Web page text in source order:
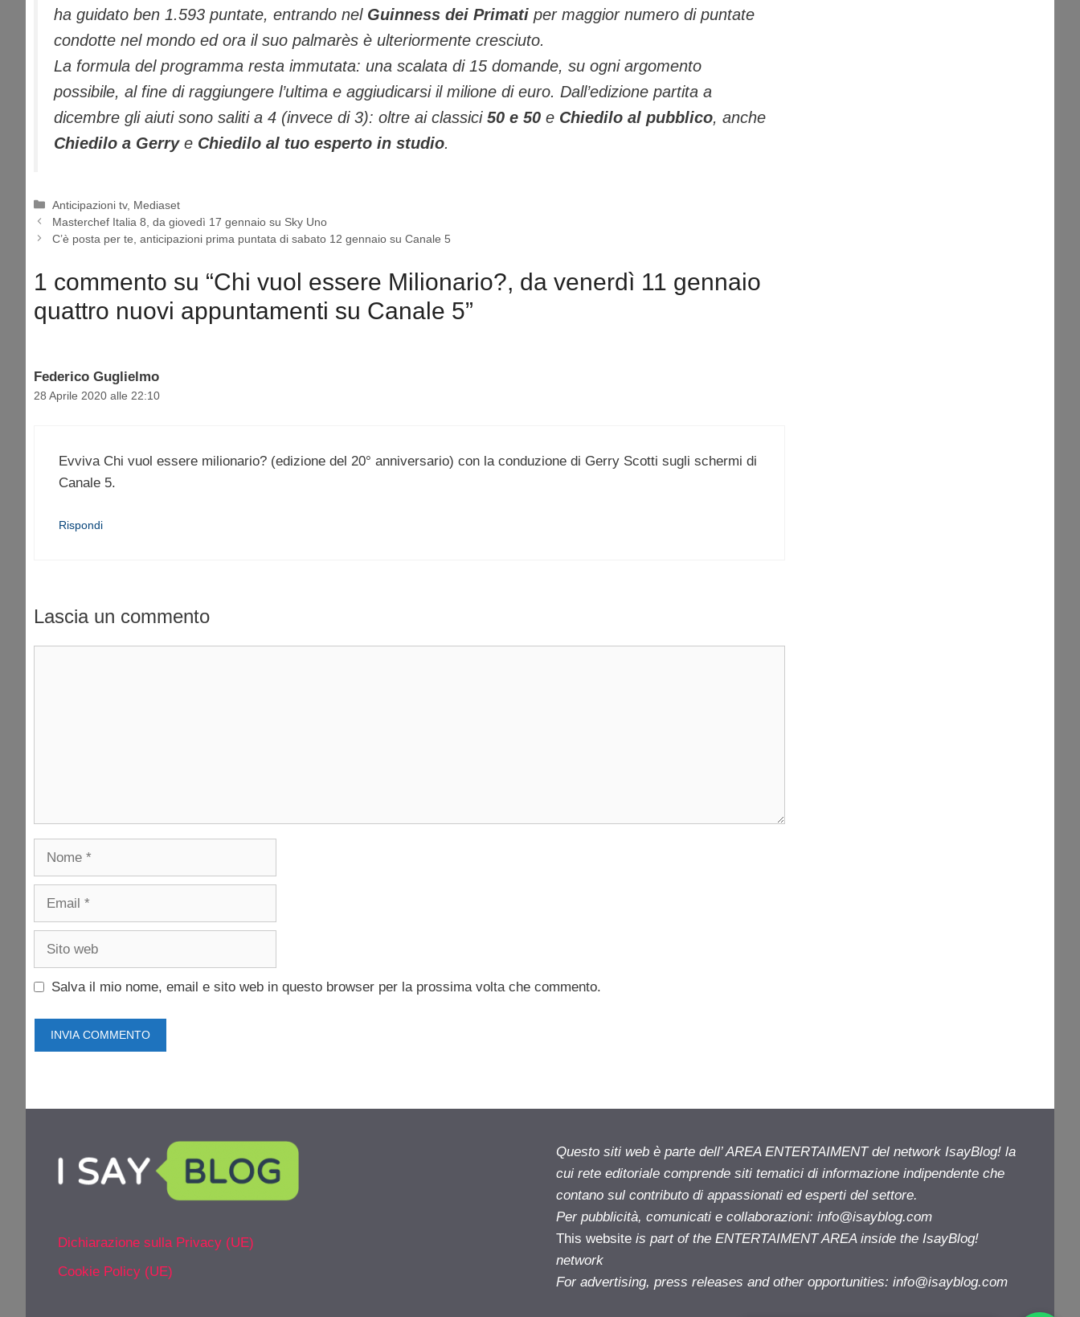
ha guidato ben 1.593 puntate, entrando nel Guinness dei Primati per maggior numero di puntate
condotte nel mondo ed ora il suo palmarès è ulteriormente cresciuto.
La formula del programma resta immutata: una scalata di 15 domande, su ogni argomento
possibile, al fine di raggiungere l’ultima e aggiudicarsi il milione di euro. Dall’edizione partita a
dicembre gli aiuti sono saliti a 4 (invece di 3): oltre ai classici 50 e 50 e Chiedilo al pubblico, anche
Chiedilo a Gerry e Chiedilo al tuo esperto in studio.
Categorie
Anticipazioni tv, Mediaset
Masterchef Italia 8, da giovedì 17 gennaio su Sky Uno
C’è posta per te, anticipazioni prima puntata di sabato 12 gennaio su Canale 5
1 commento su “Chi vuol essere Milionario?, da venerdì 11 gennaio
quattro nuovi appuntamenti su Canale 5”
Federico Guglielmo
28 Aprile 2020 alle 22:10
Evviva Chi vuol essere milionario? (edizione del 20° anniversario) con la conduzione di Gerry Scotti sugli schermi di
Canale 5.
Rispondi
Lascia un commento
Salva il mio nome, email e sito web in questo browser per la prossima volta che commento.
Dichiarazione sulla Privacy (UE)
Cookie Policy (UE)
Questo siti web è parte dell’ AREA ENTERTAIMENT del network IsayBlog! la
cui rete editoriale comprende siti tematici di informazione indipendente che
contano sul contributo di appassionati ed esperti del settore.
Per pubblicità, comunicati e collaborazioni: info@isayblog.com
This website is part of the ENTERTAIMENT AREA inside the IsayBlog!
network
For advertising, press releases and other opportunities: info@isayblog.com